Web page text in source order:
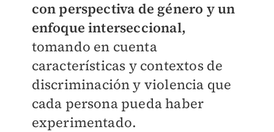
con perspectiva de género y un
enfoque interseccional,
tomando en cuenta
características y contextos de
discriminación y violencia que
cada persona pueda haber
experimentado.